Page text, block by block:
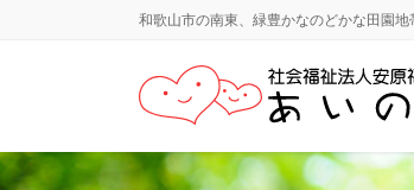
に
移
ョ
ン
和歌山市の南東、緑豊かなのどかな田園